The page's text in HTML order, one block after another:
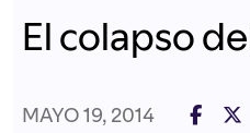
El colapso
MAYO 19, 2014